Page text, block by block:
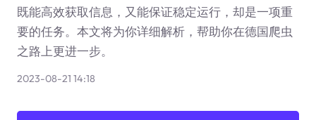
既能高效获取信息，又能保证稳定运行，却是一项重
要的任务。本文将为你详细解析，帮助你在德国爬虫
之路上更进一步。
2023-08-21 14:18